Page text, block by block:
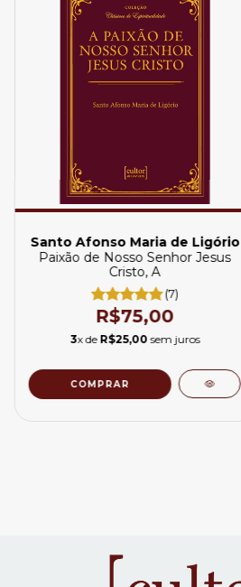
Santo Afonso Maria de Ligório
Paixão de Nosso Senhor Jesus
Cristo, A
(7)
R$75,00
3x de R$25,00 sem juros